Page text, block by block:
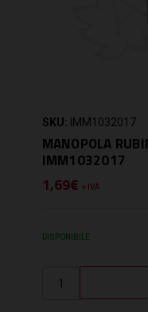
SKU: IMM1032017
MANOPOLA
IMM1032017
1,69€ + IVA
DISPONIBILE